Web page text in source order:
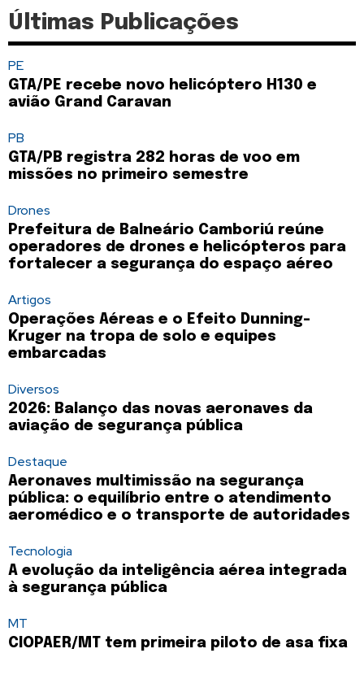
Últimas Publicações
PE
GTA/PE recebe novo helicóptero H130 e
avião Grand Caravan
PB
GTA/PB registra 282 horas de voo em
missões no primeiro semestre
Drones
Prefeitura de Balneário Camboriú reúne
operadores de drones e helicópteros para
fortalecer a segurança do espaço aéreo
Artigos
Operações Aéreas e o Efeito Dunning-
Kruger na tropa de solo e equipes
embarcadas
Diversos
2026: Balanço das novas aeronaves da
aviação de segurança pública
Destaque
Aeronaves multimissão na segurança
pública: o equilíbrio entre o atendimento
aeromédico e o transporte de autoridades
Tecnologia
A evolução da inteligência aérea integrada
à segurança pública
MT
CIOPAER/MT tem primeira piloto de asa fixa